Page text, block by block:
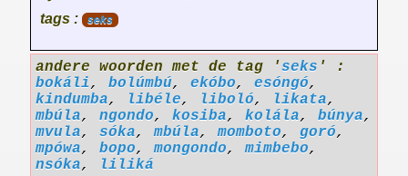
tags :
seks
andere woorden met de tag 'seks ' :
bokáli, bolúmbú, ekóbo, esóngó,
kindumba, libéle, liboló, likata,
mbúla, ngondo, kosiba, kolála, búnya,
mvula, sóka,mbúla,momboto, goró,
mpówa, bopo,mongondo,mimbebo,
nsóka, liliká